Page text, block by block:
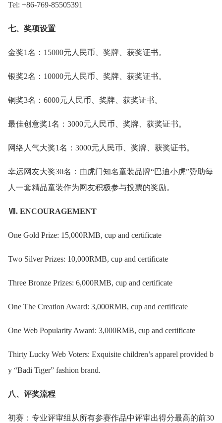
Tel: +86-769-85505391
七、奖项设置
金奖1名：15000元人民币、奖牌、获奖证书。
银奖2名：10000元人民币、奖牌、获奖证书。
铜奖3名：6000元人民币、奖牌、获奖证书。
最佳创意奖1名：3000元人民币、奖牌、获奖证书。
网络人气大奖1名：3000元人民币、奖牌、获奖证书。
幸运网友大奖30名：由虎门知名童装品牌“巴迪小虎”赞助每
人一套精品童装作为网友积极参与投票的奖励。
Ⅶ. ENCOURAGEMENT
One Gold Prize: 15,000RMB, cup and certificate
Two Silver Prizes: 10,000RMB, cup and certificate
Three Bronze Prizes: 6,000RMB, cup and certificate
One The Creation Award: 3,000RMB, cup and certificate
One Web Popularity Award: 3,000RMB, cup and certificate
Thirty Lucky Web Voters: Exquisite children’s apparel provided b
y “Badi Tiger” fashion brand.
八、评奖流程
初赛：专业评审组从所有参赛作品中评审出得分最高的前30